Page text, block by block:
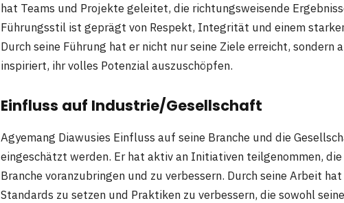
hat Teams und Projekte geleitet, die richtungsweisende
Führungsstil ist geprägt von Respekt, Integrität und einem
Durch seine Führung hat er nicht nur seine Ziele erreicht, sondern
inspiriert, ihr volles Potenzial auszuschöpfen.
Einfluss auf Industrie/Gesellschaft
Agyemang Diawusies Einfluss auf seine Branche und die
eingeschätzt werden. Er hat aktiv an Initiativen teilgenommen,
Branche voranzubringen und zu verbessern. Durch seine Arbeit
Standards zu setzen und Praktiken zu verbessern, die sowohl